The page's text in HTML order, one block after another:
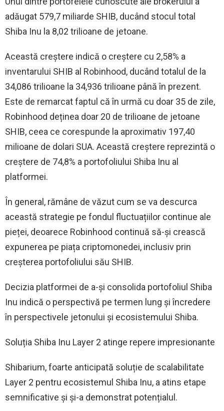
adăugat 579,7 miliarde SHIB, ducând stocul total
Shiba Inu la 8,02 trilioane de jetoane.
Această creștere indică o creștere cu 2,58% a
inventarului SHIB al Robinhood, ducând totalul de la
34,086 trilioane la 34,936 trilioane până în prezent.
Este de remarcat faptul că în urmă cu doar 35 de zile,
Robinhood deținea doar 20 de trilioane de jetoane
SHIB, ceea ce corespunde la aproximativ 197,40
milioane de dolari SUA. Această creștere reprezintă o
creștere de 74,8% a portofoliului Shiba Inu al
platformei.
În general, rămâne de văzut cum se va descurca
această strategie pe fondul fluctuațiilor continue ale
pieței, deoarece Robinhood continuă să-și crească
expunerea pe piața criptomonedei, inclusiv prin
creșterea portofoliului său SHIB.
Decizia platformei de a-și consolida portofoliul Shiba
Inu indică o perspectivă pe termen lung și încredere
în perspectivele jetonului și ecosistemului Shiba.
Soluția Shiba Inu Layer 2 atinge repere impresionante
Shibarium, foarte anticipată soluție de scalabilitate
Layer 2 pentru ecosistemul Shiba Inu, a atins etape
semnificative și și-a demonstrat potențialul.